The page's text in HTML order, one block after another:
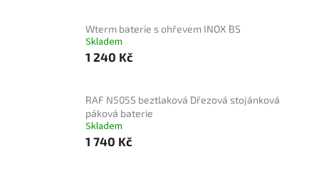
Wterm baterie s ohřevem INOX BS
Skladem
1 240 Kč
RAF N505S beztlaková Dřezová stojánková
páková baterie
Skladem
1 740 Kč